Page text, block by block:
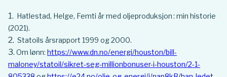
Hatlestad, Helge, Femti år med oljeproduksjon : min historie
(2021).
Statoils årsrapport 1999 og 2000.
Om lønn: https://www.dn.no/energi/houston/bill-
maloney/statoil/sikret-seg-millionbonuser-i-houston/2-1-